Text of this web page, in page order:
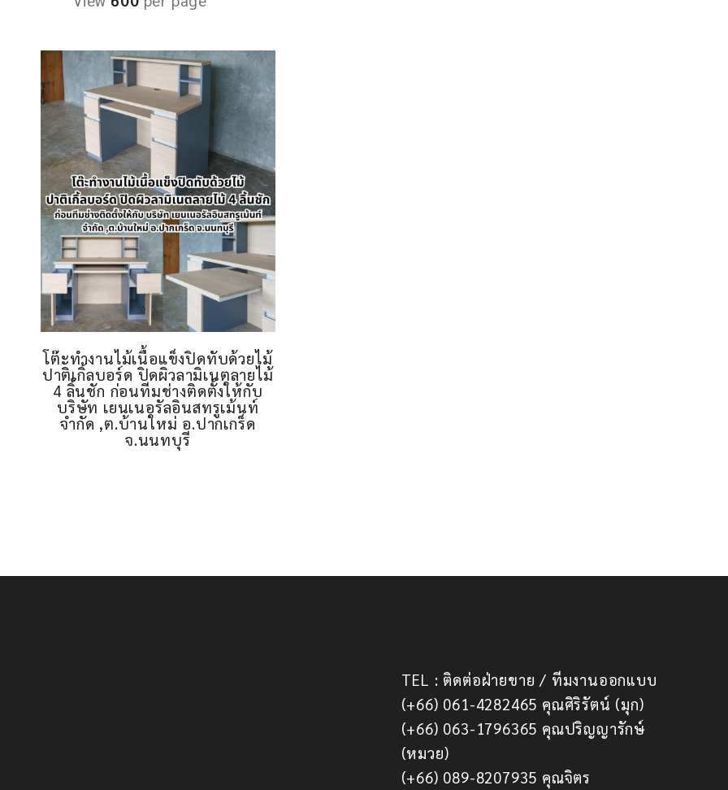
โต๊ะทำงานไม้เนื้อแข็งปิดทับด้วยไม้
ปาติเกิ้ลบอร์ด ปิดผิวลามิเนตลายไม้
4 ลิ้นชัก ก่อนทีมช่างติดตั้งให้กับ
บริษัท เยนเนอรัลอินสทรูเม้นท์
จำกัด ,ต.บ้านใหม่ อ.ปากเกร็ด
จ.นนทบุรี
TEL : ติดต่อฝ่ายขาย / ทีมงานออกแบบ
(+66) 061-4282465 คุณศิริรัตน์ (มุก)
(+66) 063-1796365 คุณปริญญารักษ์
(หมวย)
(+66) 089-8207935 คุณจิตร